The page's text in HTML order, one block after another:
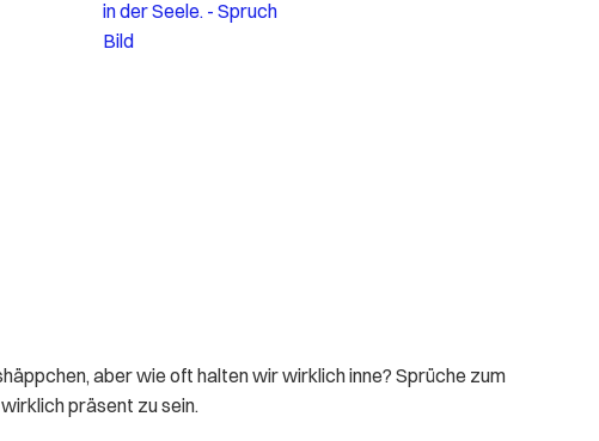
aber wie oft halten wir wirklich inne? Sprüche zum
präsent zu sein.